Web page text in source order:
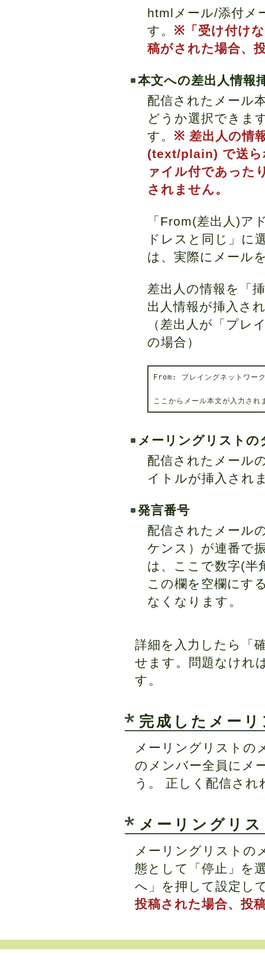
htmlメール/添付メ
す。 ※「受け付け
稿がされた場合、
本文への差出人情報
配信されたメール
どうか選択できま
す。 ※ 差出人の情
(text/plain) で送ら
ァイル付であった
されません。
「From(差出人)ア
ドレスと同じ」に
は、実際にメール
差出人の情報を「
出人情報が挿入さ
（差出人が「プ
の場合）
From: プレイングネットワ
メーリングリストの
配信されたメール
イトルが挿入され
発言番号
配信されたメール
ケンス）が連番で
は、ここで数字(半
この欄を空欄にす
なくなります。
詳細を入力したら「
せます。問題なけれ
す。
完成したメー
メーリングリストの
のメンバー全員にメ
う。 正しく配信さ
メーリングリ
メーリングリストの
態として「停止」を
へ」を押して設定し
投稿された場合、投